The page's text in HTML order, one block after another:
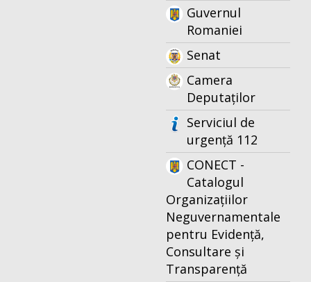
Guvernul
Romaniei
Senat
Camera
Deputaților
Serviciul de
urgență 112
CONECT -
Catalogul
Organizațiilor
Neguvernamentale
pentru Evidență,
Consultare și
Transparență